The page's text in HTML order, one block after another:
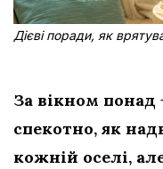
Дієві поради, як
За вікном понад
спекотно, як
кожній оселі,